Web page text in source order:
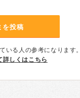
を投稿
いる人の参考になります。
詳しくはこちら